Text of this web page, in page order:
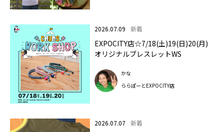
2026.07.09 新着
EXPOCITY店☆7/18(土)19(日)20(月)
オリジナルブレスレットWS
かな
ららぽーとEXPOCITY店
2026.07.07 新着